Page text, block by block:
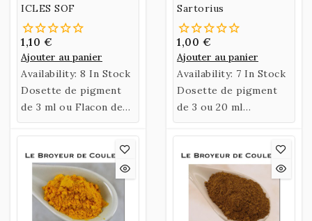
ICLES SOF
1,10 €
Ajouter au panier
Availability: 8 In Stock
Dosette de pigment
de 3 ml ou Flacon de
35 ml de l'Ocre Jaune
ICLES SOF.
Sartorius
1,00 €
Ajouter au panier
Availability: 7 In Stock
Dosette de pigment
de 3 ou 20 ml
ou Sachet de 60 gr de
Terre Rouge
Sartorius.